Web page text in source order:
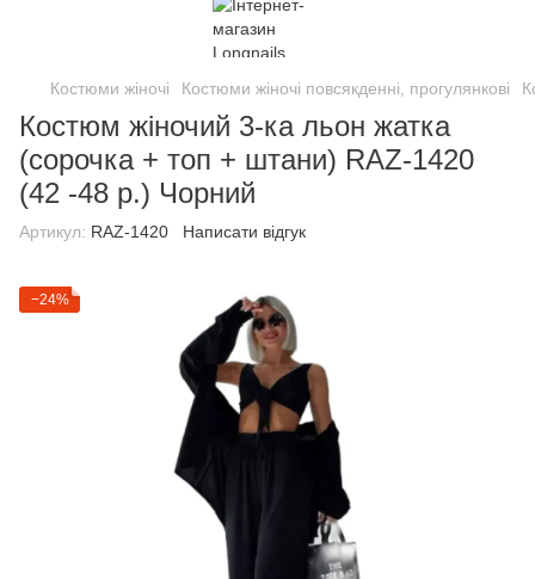
Костюми жіночі Костюми жіночі повсякденні, прогулянкові
Костюм жіночий 3-ка льон жатка
(сорочка + топ + штани) RAZ-1420
(42 -48 р.) Чорний
Артикул: RAZ-1420 Написати відгук
−24%